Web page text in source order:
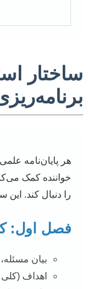
ساختار
هر پایان‌نامه
خواننده کمک
را دنبال کند.
فصل اول:
بیان
اهداف